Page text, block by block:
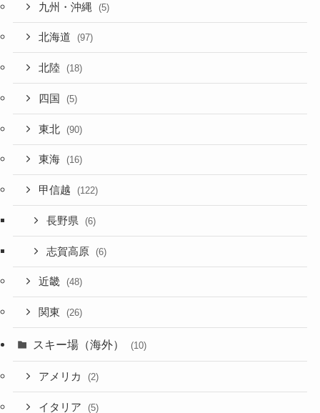
九州・沖縄 (5)
北海道 (97)
北陸 (18)
四国 (5)
東北 (90)
東海 (16)
甲信越 (122)
長野県 (6)
志賀高原 (6)
近畿 (48)
関東 (26)
スキー場（海外） (10)
アメリカ (2)
イタリア (5)